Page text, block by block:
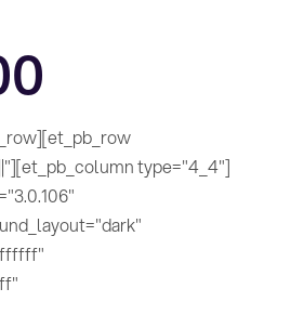
type="4_4"]